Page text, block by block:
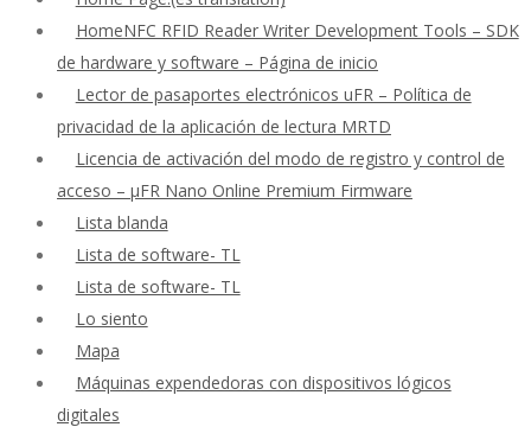
HomeNFC RFID Reader Writer Development Tools – SDK
de hardware y software – Página de inicio
Lector de pasaportes electrónicos uFR – Política de
privacidad de la aplicación de lectura MRTD
Licencia de activación del modo de registro y control de
acceso – μFR Nano Online Premium Firmware
Lista blanda
Lista de software- TL
Lista de software- TL
Lo siento
Mapa
Máquinas expendedoras con dispositivos lógicos
digitales